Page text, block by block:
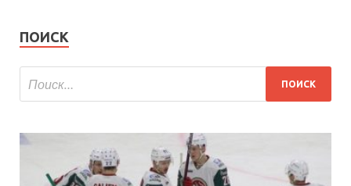
ПОИСК